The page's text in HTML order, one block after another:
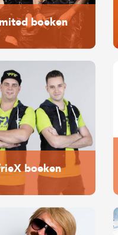
boeken
boeken